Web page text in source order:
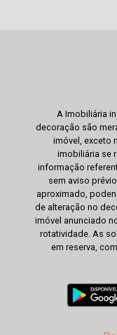
A Imobiliária
decoração são
imóvel, exceto
imobiliária se
informação
sem aviso
aproximado,
de alteração no
imóvel anunciado
rotatividade. As
em reserva,